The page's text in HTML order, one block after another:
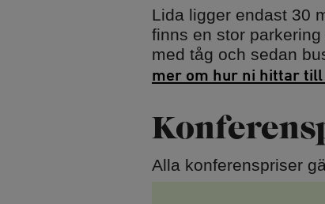
Lida ligger endast 30
finns en stor
med tåg och sedan
mer om hur ni hittar till
Alla konferenspriser